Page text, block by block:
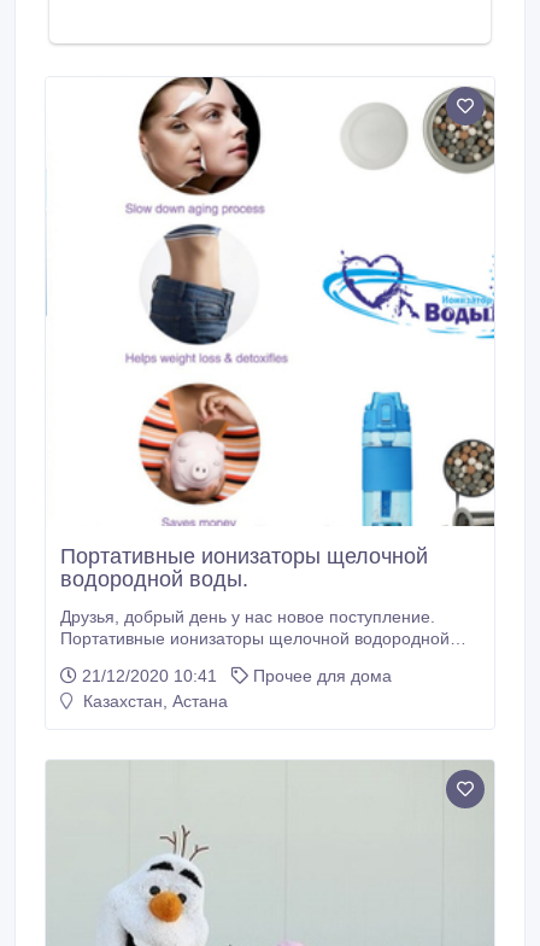
Портативные ионизаторы щелочной
водородной воды.
Друзья, добрый день у нас новое поступление.
Портативные ионизаторы щелочной водородной
щелочную pH 8.5-9.5, ионизированную заряд -100-
150 милливольт, богатую водородом до 1200 ррМ
21/12/2020 10:41
Прочее для дома
Казахстан, Астана